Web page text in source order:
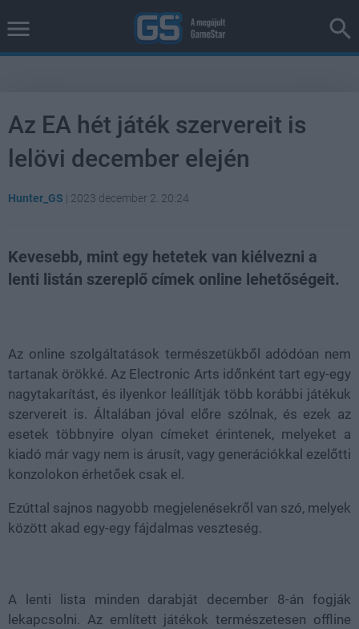
Az EA hét játék szervereit is
lelövi december elején
Hunter_GS | 2023 december 2. 20:24
Kevesebb, mint egy hetetek van kiélvezni a
lenti listán szereplő címek online lehetőségeit.
Az online szolgáltatások természetükből adódóan nem
tartanak örökké. Az Electronic Arts időnként tart egy-egy
nagytakarítást, és ilyenkor leállítják több korábbi játékuk
szervereit is. Általában jóval előre szólnak, és ezek az
esetek többnyire olyan címeket érintenek, melyeket a
kiadó már vagy nem is árusít, vagy generációkkal ezelőtti
konzolokon érhetőek csak el.
Ezúttal sajnos nagyobb megjelenésekről van szó, melyek
között akad egy-egy fájdalmas veszteség.
A lenti lista minden darabját december 8-án fogják
lekapcsolni. Az említett játékok természetesen offline